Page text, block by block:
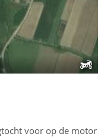
voor op de motor